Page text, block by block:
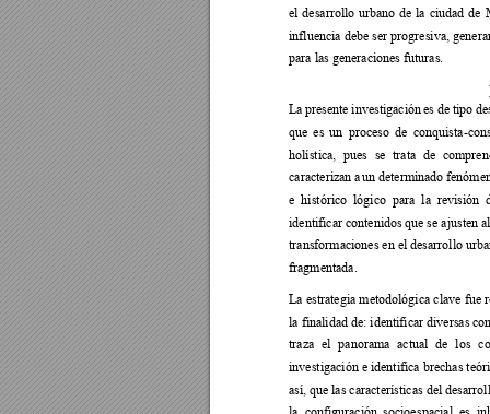
el desarrollo urbano de la ciudad de
influencia debe ser progresiva,
para las generaciones futuras.
La presente investigación es de tipo
que es un proceso de conquista-
holística,
pues se trata de
caracterizan a un determinado
e  histórico  lógico  para  la  revisión
identificar contenidos que se ajusten
transformaciones en el desarrollo
fragmentada.
La estrategia metodológica clave fue
la finalidad de: identificar diversas c
traza el panorama actual de los
investigación e identifica brechas
así, que las características del